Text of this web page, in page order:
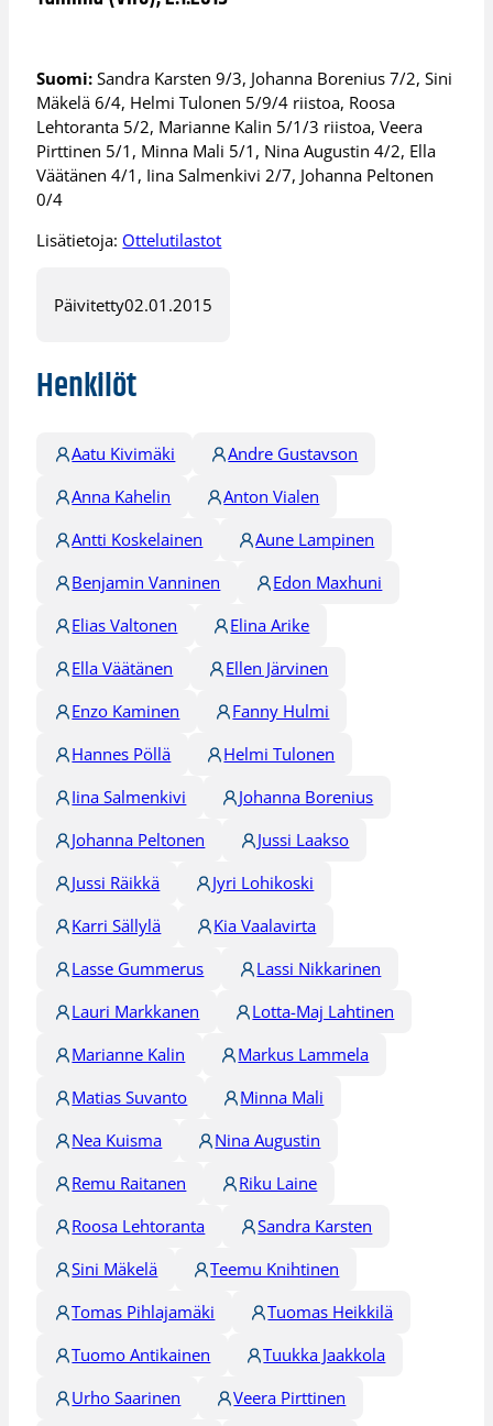
Suomi: Sandra Karsten 9/3, Johanna Borenius 7/2, Sini
Mäkelä 6/4, Helmi Tulonen 5/9/4 riistoa, Roosa
Lehtoranta 5/2, Marianne Kalin 5/1/3 riistoa, Veera
Pirttinen 5/1, Minna Mali 5/1, Nina Augustin 4/2, Ella
Väätänen 4/1, Iina Salmenkivi 2/7, Johanna Peltonen
0/4
Lisätietoja: Ottelutilastot
Päivitetty02.01.2015
Henkilöt
Aatu Kivimäki
Andre Gustavson
Anna Kahelin
Anton Vialen
Antti Koskelainen
Aune Lampinen
Benjamin Vanninen
Edon Maxhuni
Elias Valtonen
Elina Arike
Ella Väätänen
Ellen Järvinen
Enzo Kaminen
Fanny Hulmi
Hannes Pöllä
Helmi Tulonen
Iina Salmenkivi
Johanna Borenius
Johanna Peltonen
Jussi Laakso
Jussi Räikkä
Jyri Lohikoski
Karri Sällylä
Kia Vaalavirta
Lasse Gummerus
Lassi Nikkarinen
Lauri Markkanen
Lotta-Maj Lahtinen
Marianne Kalin
Markus Lammela
Matias Suvanto
Minna Mali
Nea Kuisma
Nina Augustin
Remu Raitanen
Riku Laine
Roosa Lehtoranta
Sandra Karsten
Sini Mäkelä
Teemu Knihtinen
Tomas Pihlajamäki
Tuomas Heikkilä
Tuomo Antikainen
Tuukka Jaakkola
Urho Saarinen
Veera Pirttinen